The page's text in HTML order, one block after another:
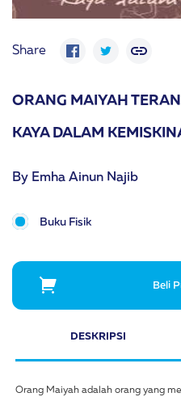
Share
Buku Fisik
ORANG MAIYAH
KAYA DALAM
By Emha Ainun Najib
Beli
DESKRIPSI
Orang Maiyah adalah orang yang